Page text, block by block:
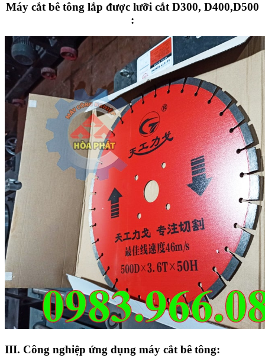
Máy cắt bê tông lắp được lưỡi cắt D300, D400,D500
:
III. Công nghiệp ứng dụng máy cắt bê tông: